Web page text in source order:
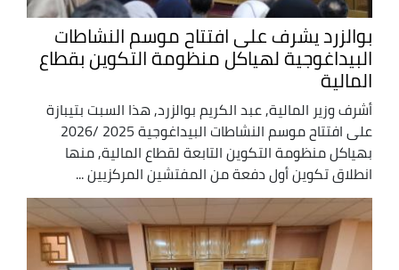
بوالزرد يشرف على افتتاح موسم النشاطات
البيداغوجية لهياكل منظومة التكوين بقطاع
المالية
أشرف وزير المالية, عبد الكريم بوالزرد, هذا السبت بتيبازة
على افتتاح موسم النشاطات البيداغوجية 2025 /2026
بهياكل منظومة التكوين التابعة لقطاع المالية, منها
انطلاق تكوين أول دفعة من المفتشين المركزيين ...